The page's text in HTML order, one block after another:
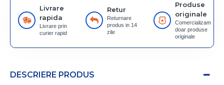
Livrare
rapida
Livrare prin
curier rapid
Retur
Returnare
produs in 14
zile
Produse
originale
Comercializam
doar produse
originale
DESCRIERE PRODUS